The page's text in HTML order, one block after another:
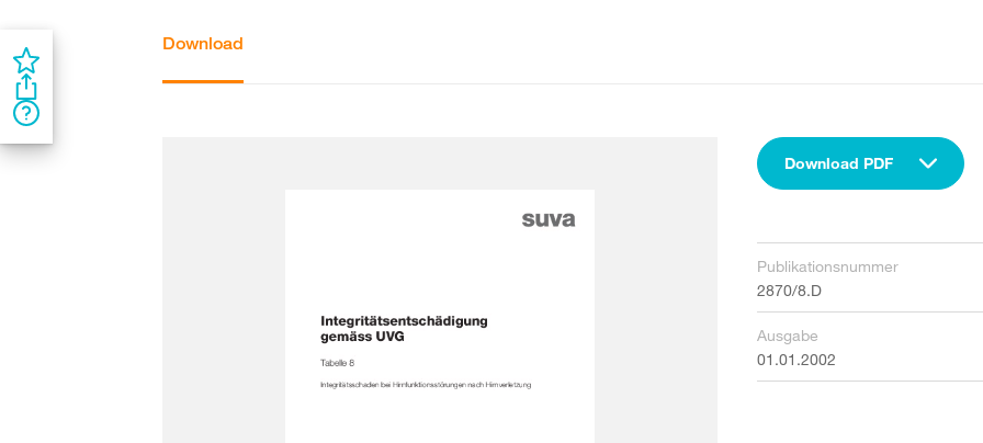
Download
Download PDF
Publikationsnummer
2870/8.D
Ausgabe
01.01.2002